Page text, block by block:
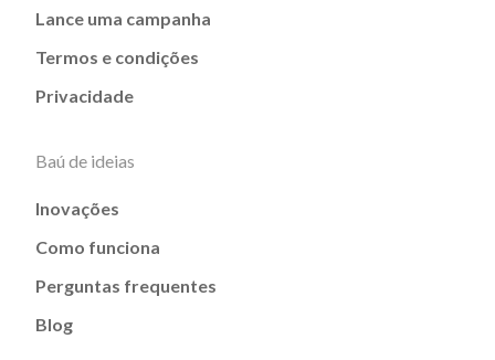
Lance uma campanha
Termos e condições
Privacidade
Baú de ideias
Inovações
Como funciona
Perguntas frequentes
Blog